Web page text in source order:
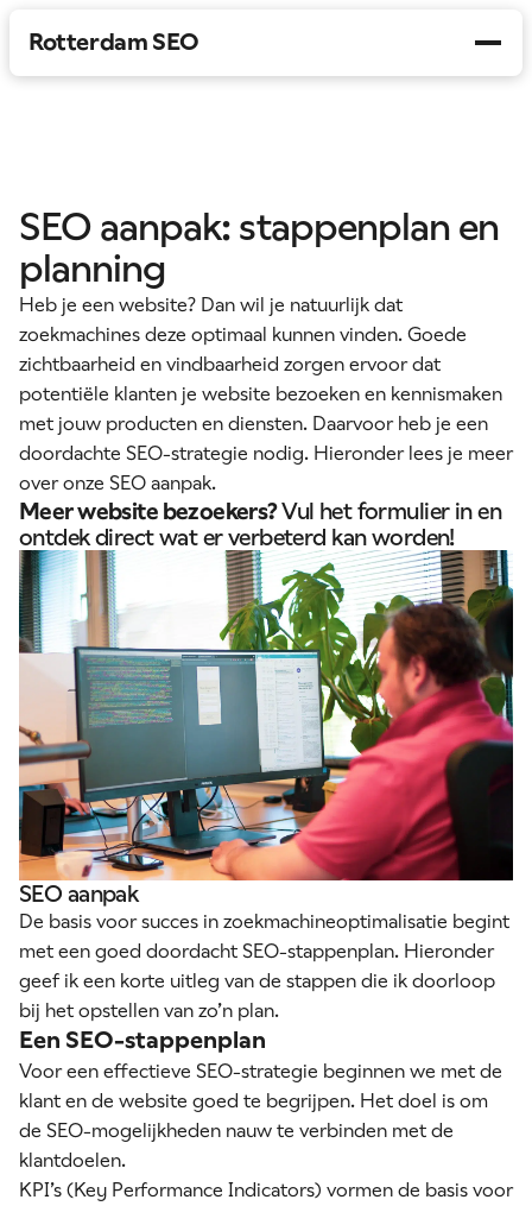
Rotterdam SEO
Branches
Over ons
→ Gratis SEO-audit
SEO aanpak: stappenplan en
planning
Heb je een website? Dan wil je natuurlijk dat
zoekmachines deze optimaal kunnen vinden. Goede
zichtbaarheid en vindbaarheid zorgen ervoor dat
potentiële klanten je website bezoeken en kennismaken
met jouw producten en diensten. Daarvoor heb je een
doordachte SEO-strategie nodig. Hieronder lees je meer
over onze SEO aanpak.
Meer website bezoekers?Vul het formulier in en
ontdek direct wat er verbeterd kan worden!
SEO aanpak
De basis voor succes in zoekmachineoptimalisatie begint
met een goed doordacht SEO-stappenplan. Hieronder
geef ik een korte uitleg van de stappen die ik doorloop
bij het opstellen van zo’n plan.
Een SEO-stappenplan
Voor een effectieve SEO-strategie beginnen we met de
klant en de website goed te begrijpen. Het doel is om
de SEO-mogelijkheden nauw te verbinden met de
klantdoelen.
KPI’s (Key Performance Indicators) vormen de basis voor